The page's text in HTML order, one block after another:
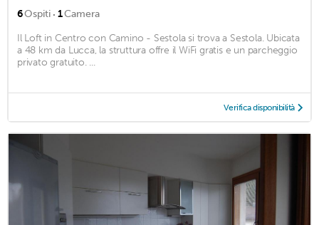
6Ospiti · 1Camera
Il Loft in Centro con Camino - Sestola si trova a Sestola. Ubicata
a 48 km da Lucca, la struttura offre il WiFi gratis e un parcheggio
privato gratuito. ...
Verifica disponibilità